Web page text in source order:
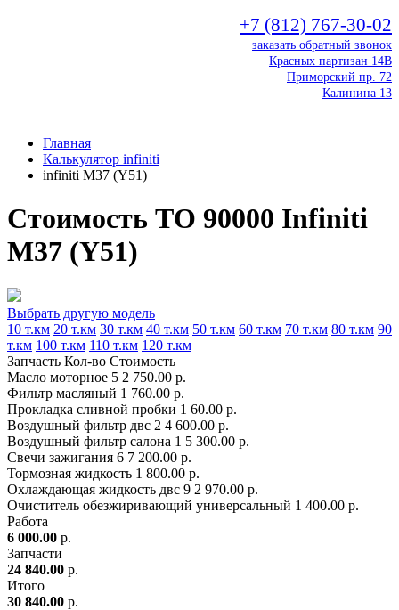
+7 (812) 767-30-02
заказать обратный звонок
Красных партизан 14В
Приморский пр. 72
Калинина 13
Главная
Калькулятор infiniti
infiniti M37 (Y51)
Стоимость ТО 90000 Infiniti
M37 (Y51)
Выбрать другую модель
10 т.км 20 т.км 30 т.км 40 т.км 50 т.км 60 т.км 70 т.км 80 т.км 90
т.км 100 т.км 110 т.км 120 т.км
Запчасть Кол-во Стоимость
Масло моторное 5 2 750.00 р.
Фильтр масляный 1 760.00 р.
Прокладка сливной пробки 1 60.00 р.
Воздушный фильтр двс 2 4 600.00 р.
Воздушный фильтр салона 1 5 300.00 р.
Свечи зажигания 6 7 200.00 р.
Тормозная жидкость 1 800.00 р.
Охлаждающая жидкость двс 9 2 970.00 р.
Очиститель обезжиривающий универсальный 1 400.00 р.
Работа
6 000.00 р.
Запчасти
24 840.00 р.
Итого
30 840.00 р.